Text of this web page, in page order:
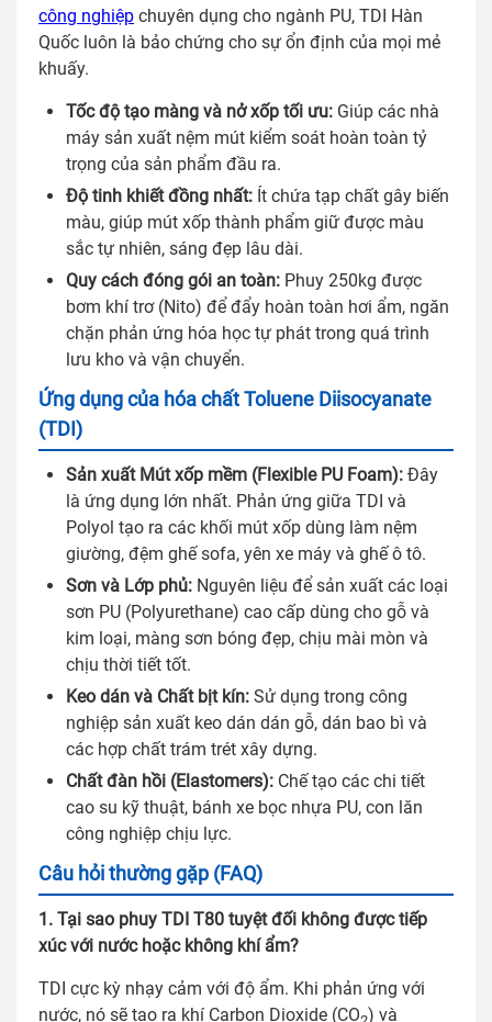
công nghiệp chuyên dụng cho ngành PU, TDI Hàn
Quốc luôn là bảo chứng cho sự ổn định của mọi mẻ
khuấy.
Tốc độ tạo màng và nở xốp tối ưu: Giúp các nhà
máy sản xuất nệm mút kiểm soát hoàn toàn tỷ
trọng của sản phẩm đầu ra.
Độ tinh khiết đồng nhất: Ít chứa tạp chất gây biến
màu, giúp mút xốp thành phẩm giữ được màu
sắc tự nhiên, sáng đẹp lâu dài.
Quy cách đóng gói an toàn: Phuy 250kg được
bơm khí trơ (Nito) để đẩy hoàn toàn hơi ẩm, ngăn
chặn phản ứng hóa học tự phát trong quá trình
lưu kho và vận chuyển.
Ứng dụng của hóa chất Toluene Diisocyanate
(TDI)
Sản xuất Mút xốp mềm (Flexible PU Foam): Đây
là ứng dụng lớn nhất. Phản ứng giữa TDI và
Polyol tạo ra các khối mút xốp dùng làm nệm
giường, đệm ghế sofa, yên xe máy và ghế ô tô.
Sơn và Lớp phủ: Nguyên liệu để sản xuất các loại
sơn PU (Polyurethane) cao cấp dùng cho gỗ và
kim loại, màng sơn bóng đẹp, chịu mài mòn và
chịu thời tiết tốt.
Keo dán và Chất bịt kín: Sử dụng trong công
nghiệp sản xuất keo dán dán gỗ, dán bao bì và
các hợp chất trám trét xây dựng.
Chất đàn hồi (Elastomers): Chế tạo các chi tiết
cao su kỹ thuật, bánh xe bọc nhựa PU, con lăn
công nghiệp chịu lực.
Câu hỏi thường gặp (FAQ)
1. Tại sao phuy TDI T80 tuyệt đối không được tiếp
xúc với nước hoặc không khí ẩm?
TDI cực kỳ nhạy cảm với độ ẩm. Khi phản ứng với
nước, nó sẽ tạo ra khí Carbon Dioxide (CO ) và